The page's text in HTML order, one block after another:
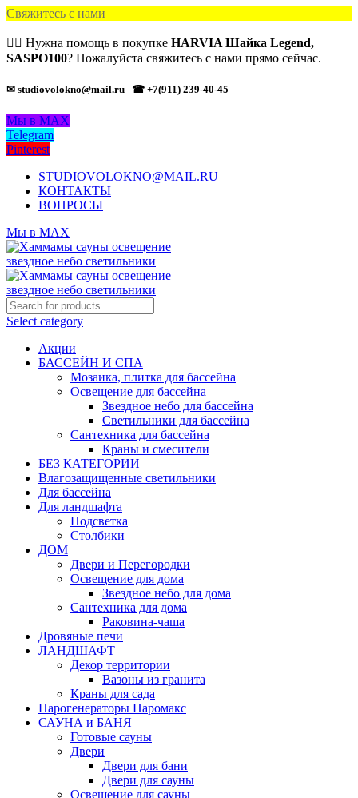
Свяжитесь с нами
🙋‍♂️ Нужна помощь в покупке HARVIA Шайка Legend,
SASPO100? Пожалуйста свяжитесь с нами прямо сейчас.
✉ studiovolokno@mail.ru ☎ +7(911) 239-40-45
Мы в MAX
Telegram
Pinterest
STUDIOVOLOKNO@MAIL.RU
КОНТАКТЫ
ВОПРОСЫ
Мы в MAX
Select category
Акции
БАССЕЙН И СПА
Мозаика, плитка для бассейна
Освещение для бассейна
Звездное небо для бассейна
Светильники для бассейна
Сантехника для бассейна
Краны и смесители
БЕЗ КАТЕГОРИИ
Влагозащищенные светильники
Для бассейна
Для ландшафта
Подсветка
Столбики
ДОМ
Двери и Перегородки
Освещение для дома
Звездное небо для дома
Сантехника для дома
Раковина-чаша
Дровяные печи
ЛАНДШАФТ
Декор территории
Вазоны из гранита
Краны для сада
Парогенераторы Паромакс
САУНА и БАНЯ
Готовые сауны
Двери
Двери для бани
Двери для сауны
Освещение для сауны